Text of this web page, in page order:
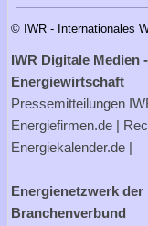
© IWR - Internationales
IWR Digitale Medien
Energiewirtschaft
Pressemitteilungen
Energiefirmen.de |
Energiekalender.de |
Energienetzwerk
Branchenverbund